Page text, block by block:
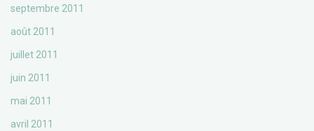
septembre 2011
août 2011
juillet 2011
juin 2011
mai 2011
avril 2011